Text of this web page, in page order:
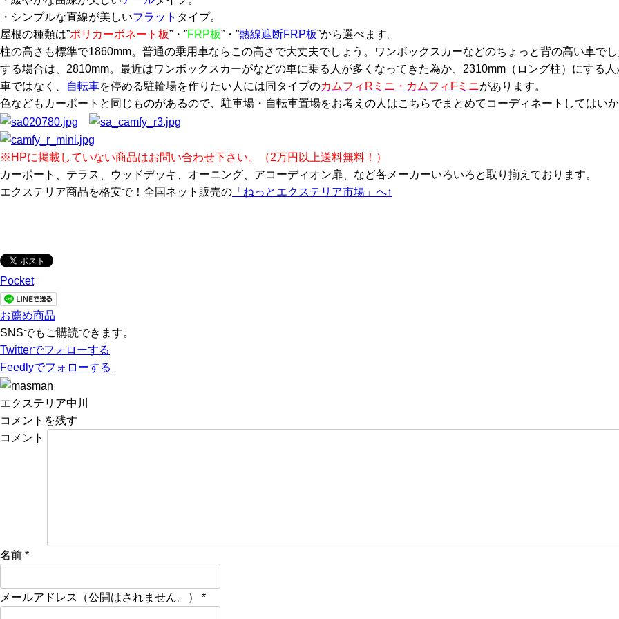
・シンプルな直線が美しいフラット タイプ。
屋根の種類は”ポリカーボネート板”・”FRP板”・”熱線遮断FRP板”から選べます。
柱の高さも標準で1860mm。普通の乗用車ならこの高さで大丈夫でしょう。ワンボックスカーなどのちょっと背の高い車で
する場合は、2810mm。最近はワンボックスカーがなどの車に乗る人が多くなってきた為か、2310mm（ロング柱）にする
車ではなく、
自転車を停める駐輪場を作りたい人には同タイプのカムフィRミニ・カムフィFミニがあります。
色などもカーポートと同じものがあるので、 駐車場 ・ 自転車置場をお考えの人はこちらでまとめてコーディネートしてはい
※HPに掲載していない商品はお問い合わせ下さい。（2万円以上送料無料！）
カーポート、テラス、ウッドデッキ、オーニング、アコーディオン扉、など各メーカーいろいろと取り揃えております。
エクステリア商品を格安で！全国ネット販売の 「ねっとエクステリア市場」へ↑
Pocket
お薦め商品
SNSでもご購読できます。
Twitterでフォローする
Feedlyでフォローする
エクステリア中川
コメントを残す
コメント
名前 *
メールアドレス（公開はされません。） *